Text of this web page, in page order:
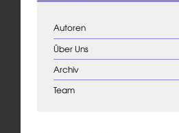
Autoren
Über Uns
Archiv
Team